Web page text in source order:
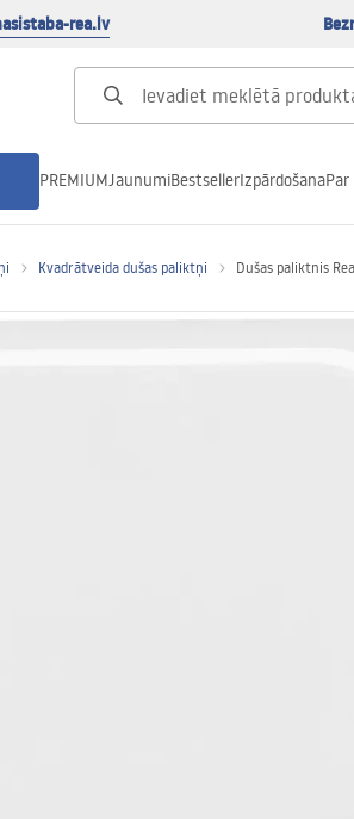
rea.lv
PREMIUMJaunumiBestsellerIzpārdošana
Kvadrātveida dušas paliktņi Dušas paliktnis